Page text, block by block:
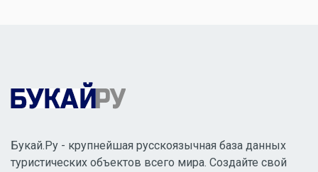
Букай.Ру - крупнейшая русскоязычная база данных
туристических объектов всего мира. Создайте свой